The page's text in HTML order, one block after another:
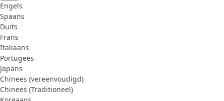
Engels
Spaans
Duits
Frans
Italiaans
Portugees
Japans
Chinees (vereenvoudigd)
Chinees (Traditioneel)